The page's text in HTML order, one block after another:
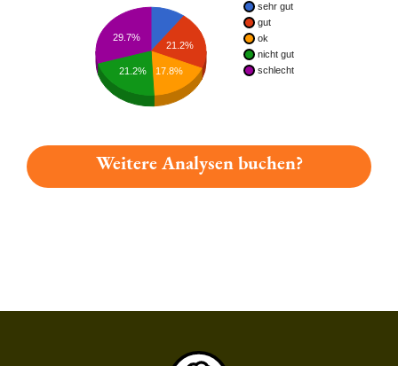
sehr gut
gut
ok
nicht gut
schlecht
21.2%
17.8%
29.7%
21.2%
Weitere Analysen buchen?